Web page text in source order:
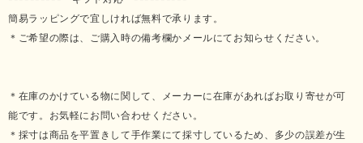
簡易ラッピングで宜しければ無料で承ります。
＊ご希望の際は、ご購入時の備考欄かメールにてお知らせください。
＊在庫のかけている物に関して、メーカーに在庫があればお取り寄せが可
能です。お気軽にお問い合わせください。
＊採寸は商品を平置きして手作業にて採寸しているため、多少の誤差が生